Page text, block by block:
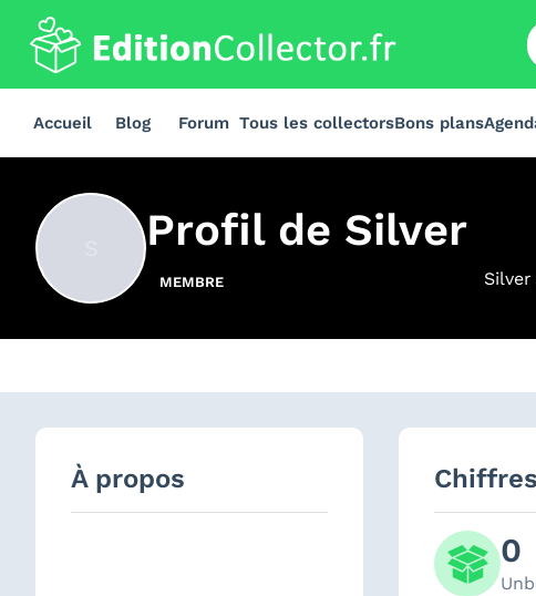
Accueil Blog Forum Tous les collectorsBons plans
Profil de Silver
MEMBRE Silver
À propos Chiffres
0